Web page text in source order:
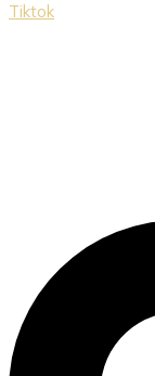
Tiktok